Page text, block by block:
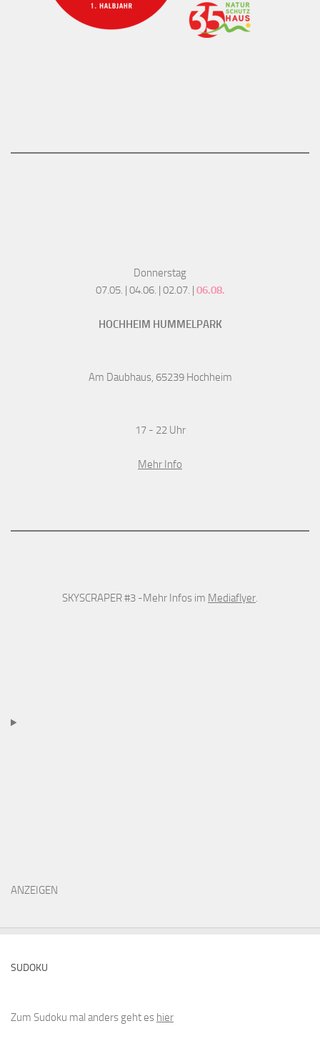
Donnerstag
07.05. | 04.06. | 02.07. | 06.08.
HOCHHEIM HUMMELPARK
Am Daubhaus, 65239 Hochheim
17 - 22 Uhr
Mehr Info
SKYSCRAPER #3 -Mehr Infos im Mediaflyer.
ANZEIGEN
SUDOKU
Zum Sudoku mal anders geht es hier